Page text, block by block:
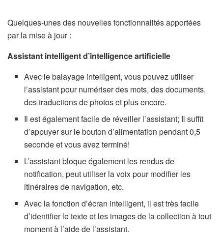
Quelques-unes des nouvelles fonctionnalités apportées
par la mise à jour :
Assistant intelligent d’intelligence artificielle
Avec le balayage intelligent, vous pouvez utiliser
l’assistant pour numériser des mots, des documents,
des traductions de photos et plus encore.
Il est également facile de réveiller l’assistant; Il suffit
d’appuyer sur le bouton d’alimentation pendant 0,5
seconde et vous avez terminé!
L’assistant bloque également les rendus de
notification, peut utiliser la voix pour modifier les
itinéraires de navigation, etc.
Avec la fonction d’écran intelligent, il est très facile
d’identifier le texte et les images de la collection à tout
moment à l’aide de l’assistant.